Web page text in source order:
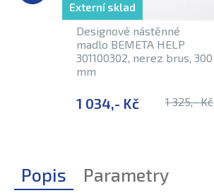
Designové nástěnné
madlo BEMETA HELP
301100302, nerez brus, 300
mm
1 034,- Kč 1 325,- Kč
Externí sklad
Popis
Parametry